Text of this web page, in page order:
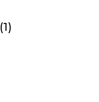
(1)